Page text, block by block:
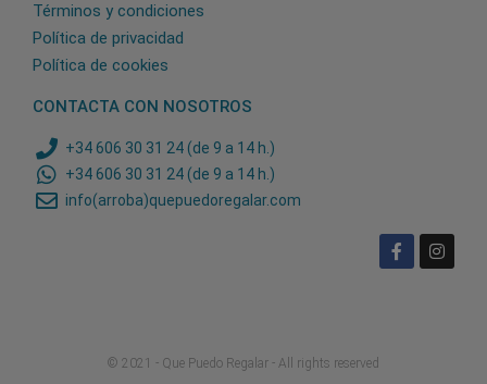
Términos y condiciones
Política de privacidad
Política de cookies
CONTACTA CON NOSOTROS
+34 606 30 31 24 (de 9 a 14 h.)
+34 606 30 31 24 (de 9 a 14 h.)
info(arroba)quepuedoregalar.com
© 2021 - Que Puedo Regalar - All rights reserved